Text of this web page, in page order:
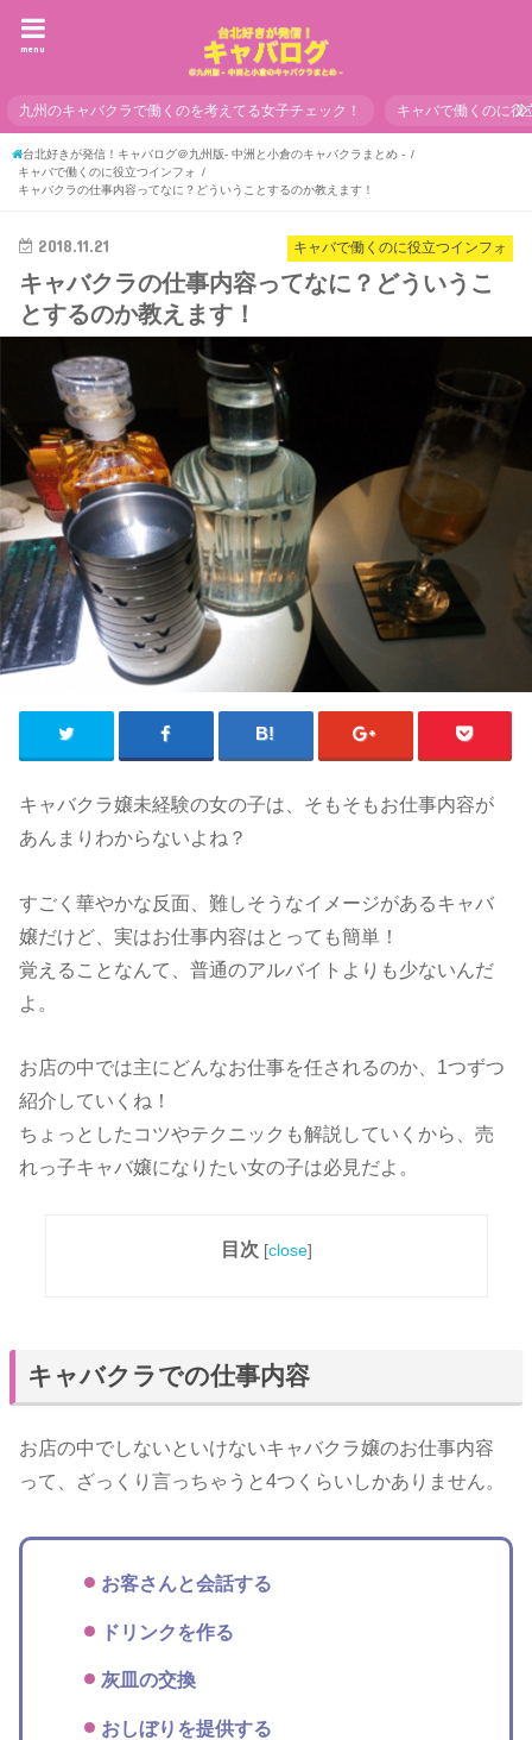
menu
九州のキャバクラで働くのを考えてる女子チェック！ キャバで働くのに役
台北好きが発信！キャバログ＠九州版- 中洲と小倉のキャバクラまとめ -
キャバで働くのに役立つインフォ
キャバクラの仕事内容ってなに？どういうことするのか教えます！
キャバで働くのに役立つインフォ
2018.11.21
キャバクラの仕事内容ってなに？どういうこ
とするのか教えます！
キャバクラ嬢未経験の女の子は、そもそもお仕事内容が
あんまりわからないよね？
すごく華やかな反面、難しそうなイメージがあるキャバ
嬢だけど、実はお仕事内容はとっても簡単！
覚えることなんて、普通のアルバイトよりも少ないんだ
よ。
お店の中では主にどんなお仕事を任されるのか、1つずつ
紹介していくね！
ちょっとしたコツやテクニックも解説していくから、売
れっ子キャバ嬢になりたい女の子は必見だよ。
目次 [close]
キャバクラでの仕事内容
お店の中でしないといけないキャバクラ嬢のお仕事内容
って、ざっくり言っちゃうと4つくらいしかありません。
お客さんと会話する
ドリンクを作る
灰皿の交換
おしぼりを提供する